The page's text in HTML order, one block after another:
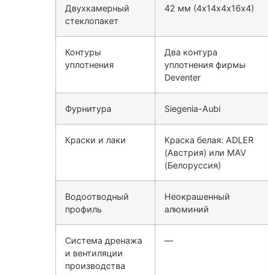
Двухкамерный
стеклопакет
42 мм (4х14х4х16х4)
Контуры
уплотнения
Два контура
уплотнения фирмы
Deventer
Фурнитура Siegenia-Aubi
Краски и лаки
Краска белая: ADLER
(Австрия) или MAV
(Белоруссия)
Водоотводный
профиль
Неокрашенный
алюминий
Система дренажа
и вентиляции
производства
—